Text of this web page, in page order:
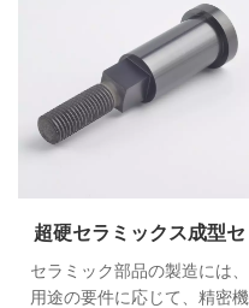
慮が必要です。ベストプラク
ティスを遵守し、熟練した溶
接工を雇用することで、メー
カーは炭化タングステンとス
テンレス鋼の両方の独自の強
みを活かした高品質の溶接部
いて信頼性と長寿命を確保す
ることができます。
超硬セラミックス成型セ
ラミックス部品（ネジ
付）
セラミック部品の製造には、
用途の要件に応じて、精密機